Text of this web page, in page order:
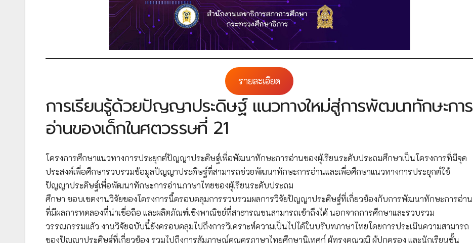
รายละเอียด
การเรียนรู้ด้วยปัญญาประดิษฐ์ แนวทางใหม่สู่การพัฒนาทักษะการ
อ่านของเด็กในศตวรรษที่ 21
โครงการศึกษาแนวทางการประยุกต์ปัญญาประดิษฐ์เพื่อพัฒนาทักษะการอ่านของผู้เรียนระดับประถมศึกษาเป็นโครงการที่มีจุด
ประสงค์เพื่อศึกษารวบรวมข้อมูลปัญญาประดิษฐ์ที่สามารถช่วยพัฒนาทักษะการอ่านและเพื่อศึกษาแนวทางการประยุกต์ใช้
ปัญญาประดิษฐ์เพื่อพัฒนาทักษะการอ่านภาษาไทยของผู้เรียนระดับประถม
ศึกษา ขอบเขตงานวิจัยของโครงการนี้ครอบคลุมการรวบรวมผลการวิจัยปัญญาประดิษฐ์ที่เกี่ยวข้องกับการพัฒนาทักษะการอ่าน
ที่มีผลการทดลองที่น่าเชื่อถือ และผลิตภัณฑ์เชิงพาณิชย์ที่สาธารณชนสามารถเข้าถึงได้ นอกจากการศึกษาและรวบรวม
วรรณกรรมแล้ว งานวิจัยฉบับนี้ยังครอบคลุมไปถึงการวิเคราะห์ความเป็นไปได้ในบริบทภาษาไทยโดยการประเมินความสามารถ
ของปัญญาประดิษฐ์ที่เกี่ยวข้อง รวมไปถึงการสัมภาษณ์คุณครูภาษาไทยศึกษานิเทศก์ ผู้ทรงคุณวุฒิ ผู้ปกครอง และนักเรียนชั้น